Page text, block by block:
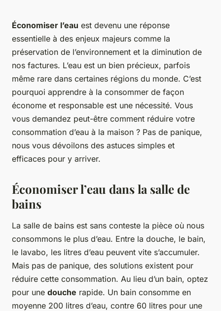
Économiser l’eau est devenu une réponse
essentielle à des enjeux majeurs comme la
préservation de l’environnement et la diminution de
nos factures. L’eau est un bien précieux, parfois
même rare dans certaines régions du monde. C’est
pourquoi apprendre à la consommer de façon
économe et responsable est une nécessité. Vous
vous demandez peut-être comment réduire votre
consommation d’eau à la maison ? Pas de panique,
nous vous dévoilons des astuces simples et
efficaces pour y arriver.
Économiser l’eau dans la salle de
bains
La salle de bains est sans conteste la pièce où nous
consommons le plus d’eau. Entre la douche, le bain,
le lavabo, les litres d’eau peuvent vite s’accumuler.
Mais pas de panique, des solutions existent pour
réduire cette consommation. Au lieu d’un bain, optez
pour une douche rapide. Un bain consomme en
moyenne 200 litres d’eau, contre 60 litres pour une